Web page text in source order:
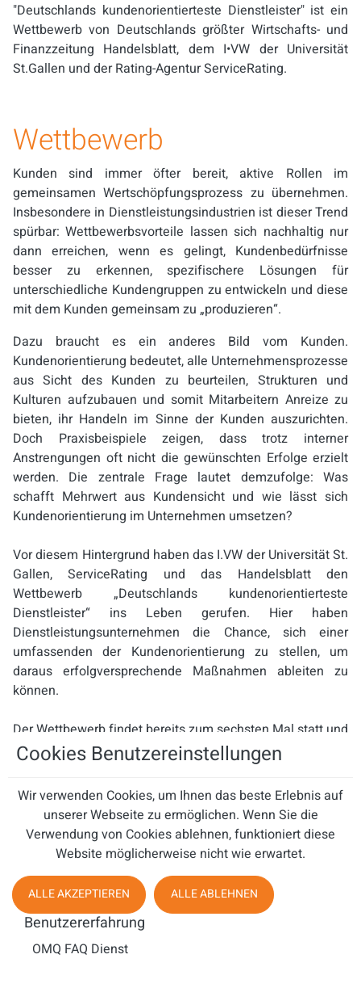
"Deutschlands kundenorientierteste Dienstleister" ist ein
Wettbewerb von Deutschlands größter Wirtschafts- und
Finanzzeitung Handelsblatt, dem I•VW der Universität
St.Gallen und der Rating-Agentur ServiceRating.
Wettbewerb
Kunden sind immer öfter bereit, aktive Rollen im
gemeinsamen Wertschöpfungsprozess zu übernehmen.
Insbesondere in Dienstleistungsindustrien ist dieser Trend
spürbar: Wettbewerbsvorteile lassen sich nachhaltig nur
dann erreichen, wenn es gelingt, Kundenbedürfnisse
besser zu erkennen, spezifischere Lösungen für
unterschiedliche Kundengruppen zu entwickeln und diese
mit dem Kunden gemeinsam zu „produzieren“.
Dazu braucht es ein anderes Bild vom Kunden.
Kundenorientierung bedeutet, alle Unternehmensprozesse
aus Sicht des Kunden zu beurteilen, Strukturen und
Kulturen aufzubauen und somit Mitarbeitern Anreize zu
bieten, ihr Handeln im Sinne der Kunden auszurichten.
Doch Praxisbeispiele zeigen, dass trotz interner
Anstrengungen oft nicht die gewünschten Erfolge erzielt
werden. Die zentrale Frage lautet demzufolge: Was
schafft Mehrwert aus Kundensicht und wie lässt sich
Kundenorientierung im Unternehmen umsetzen?
Vor diesem Hintergrund haben das I.VW der Universität St.
Gallen, ServiceRating und das Handelsblatt den
Wettbewerb „Deutschlands kundenorientierteste
Dienstleister“ ins Leben gerufen. Hier haben
Dienstleistungsunternehmen die Chance, sich einer
umfassenden der Kundenorientierung zu stellen, um
daraus erfolgversprechende Maßnahmen ableiten zu
können.
Der Wettbewerb findet bereits zum sechsten Mal statt und
hat sich zum Standard in der Messung der
Kundenorientierung entwickelt. „Deutschlands
kundenorientierteste Dienstleister“ ermöglicht einen
branchenbezogenen sowie -übergreifenden Benchmark
auf Basis des 7K-Modells der Customer-Value Forschung
des I.VW der Universität St. Gallen. Die bestplazierten 50
Unternehmen profitieren von der Berichtserstattung im
Handelsblatt, Deutschlands größter Wirtschafts- und
Finanzzeitung und genießen eine hohe Sichtbarkeit in
zahlreichen weiteren Medien. Allein zum Wettbewerb
„Deutschlands kundenorientierteste Dienstleister“ 2010
Cookies Benutzereinstellungen
Wir verwenden Cookies, um Ihnen das beste Erlebnis auf
unserer Webseite zu ermöglichen. Wenn Sie die
Verwendung von Cookies ablehnen, funktioniert diese
Website möglicherweise nicht wie erwartet.
ALLE AKZEPTIEREN ALLE ABLEHNEN
Benutzererfahrung
OMQ FAQ Dienst